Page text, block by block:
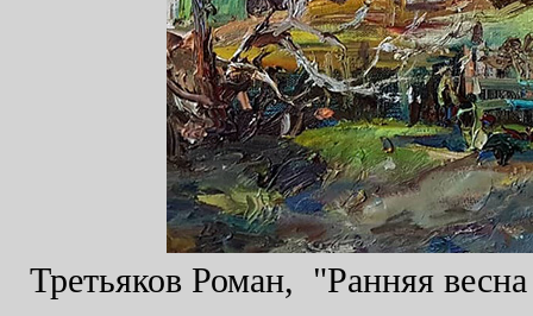
Третьяков Роман, "Ранняя